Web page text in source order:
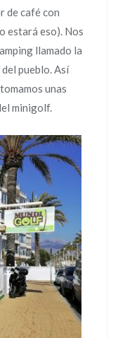
de café con
estará eso). Nos
llamado la
pueblo. Así
unas
minigolf.